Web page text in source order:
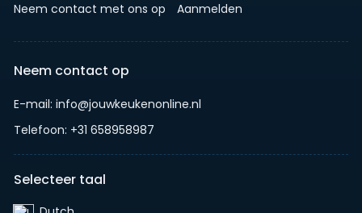
Neem contact met ons op Aanmelden
Neem contact op
E-mail: info@jouwkeukenonline.nl
Telefoon: +31 658958987
Selecteer taal